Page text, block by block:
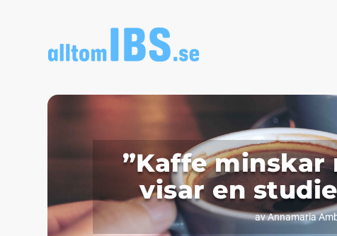
”Kaffe minskar
visar en
avAnnamaria